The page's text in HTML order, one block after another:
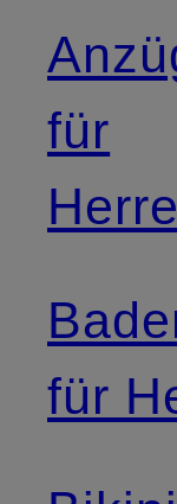
für
für